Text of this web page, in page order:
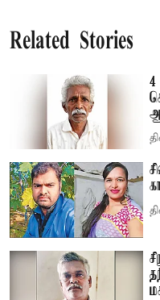
Related Stories
4